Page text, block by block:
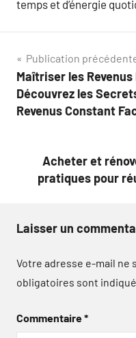
temps et d’énergie
Navigation
de
l’article
Publication
Maîtriser les
Découvrez les
Revenus Constant
Acheter et
pratiques pour
Laisser un
Votre adresse e-mail ne
obligatoires sont
Commentaire*